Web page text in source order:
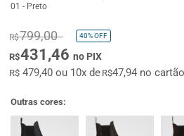
01 - Preto
R$799,00 40%OFF
R$431,46 no PIX
R$ 479,40 ou 10x deR$47,94 no cartão
Outras cores: